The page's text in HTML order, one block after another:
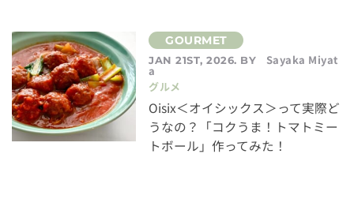
JAN 21ST, 2026. BY Sayaka Miyat
a
グルメ
Oisix＜オイシックス＞って実際ど
うなの？「コクうま！トマトミー
トボール」作ってみた！